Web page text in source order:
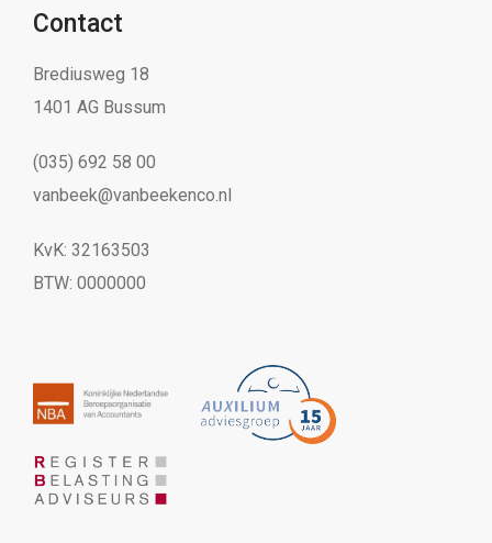
Contact
Brediusweg 18
1401 AG Bussum
(035) 692 58 00
vanbeek@vanbeekenco.nl
KvK: 32163503
BTW: 0000000